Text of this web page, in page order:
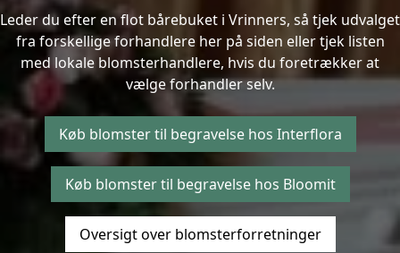
Leder du efter en flot bårebuket i Vrinners, så tjek udvalget
fra forskellige forhandlere her på siden eller tjek listen
med lokale blomsterhandlere, hvis du foretrækker at
vælge forhandler selv.
Køb blomster til begravelse hos Interflora
Køb blomster til begravelse hos Bloomit
Oversigt over blomsterforretninger